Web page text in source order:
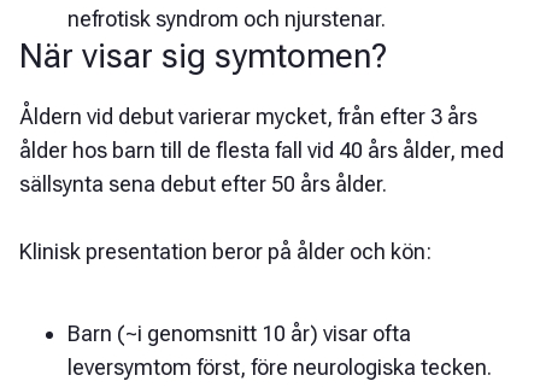
nefrotisk syndrom och njurstenar.
När visar sig symtomen?
Åldern vid debut varierar mycket, från efter 3 års
ålder hos barn till de flesta fall vid 40 års ålder, med
sällsynta sena debut efter 50 års ålder.
Klinisk presentation beror på ålder och kön:
Barn (~i genomsnitt 10 år) visar ofta
leversymtom först, före neurologiska tecken.